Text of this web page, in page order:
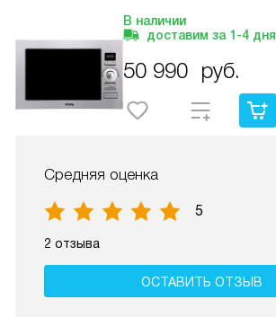
В наличии
доставим за 1-4 дня
50 990 руб.
Средняя оценка
5
2 отзыва
ОСТАВИТЬ ОТЗЫВ